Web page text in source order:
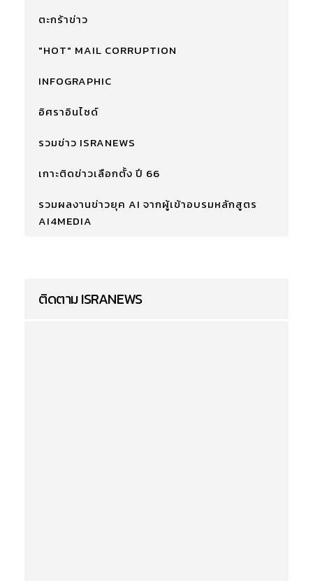
ตะกร้าข่าว
"HOT" MAIL CORRUPTION
INFOGRAPHIC
อิศราอินไซด์
รวมข่าว ISRANEWS
เกาะติดข่าวเลือกตั้ง ปี 66
รวมผลงานข่าวยุค AI จากผู้เข้าอบรมหลักสูตร
AI4MEDIA
ติดตาม ISRANEWS